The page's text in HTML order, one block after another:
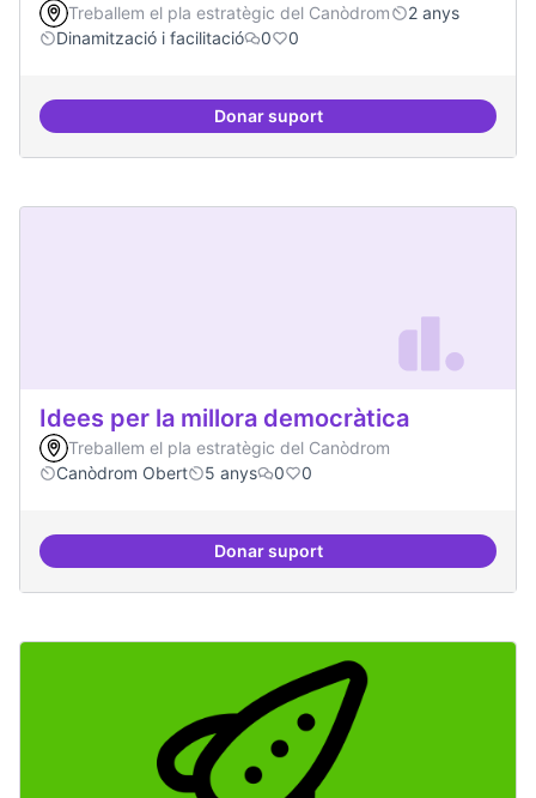
Treballem el pla estratègic del Canòdrom
2 anys
Dinamització i facilitació
0 0
Donar suportILP Drets Digitals
Idees per la millora democràtica
Treballem el pla estratègic del Canòdrom
Canòdrom Obert
5 anys 0 0
Donar suportIdees per la millora democràtica